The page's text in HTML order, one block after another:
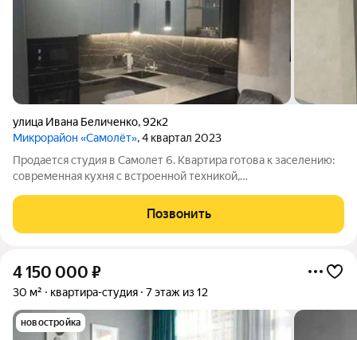
улица Ивана Беличенко,92к2
Микрорайон «Самолёт», 4 квартал 2023
Продается студия в Самолет 6. Квартира готова к заселению:
современная кухня с встроенной техникой,
посудомоечная машина и просторная душевая делают жизнь
комфортной и приятной. Это не просто жилье
Позвонить
4 150 000 ₽
30 м² квартира-студия 7 этаж из 12
новостройка